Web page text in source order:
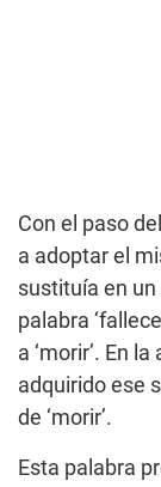
Con el paso
a adoptar el
sustituía en
palabra
a ‘morir’. En
adquirido ese
de ‘morir’.
Esta palabra